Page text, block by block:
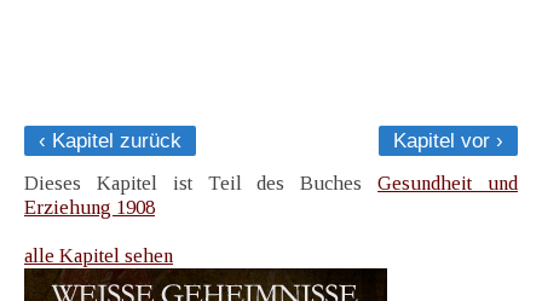
‹ Kapitel zurück
Kapitel vor ›
Dieses Kapitel ist Teil des BuchesGesundheit und
Erziehung 1908
alle Kapitel sehen